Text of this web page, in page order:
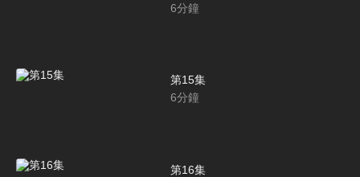
6分鐘
第15集
6分鐘
第16集